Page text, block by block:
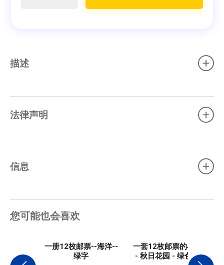
描述 +
法律声明 +
信息 +
您可能也会喜欢
一册12枚邮票--海洋--
绿字
一套12枚邮票的小册子
- 秋日花园 - 绿色字母